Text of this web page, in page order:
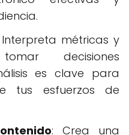
Interpreta métricas y
decisiones
es clave para
tus esfuerzos de
: Crea una